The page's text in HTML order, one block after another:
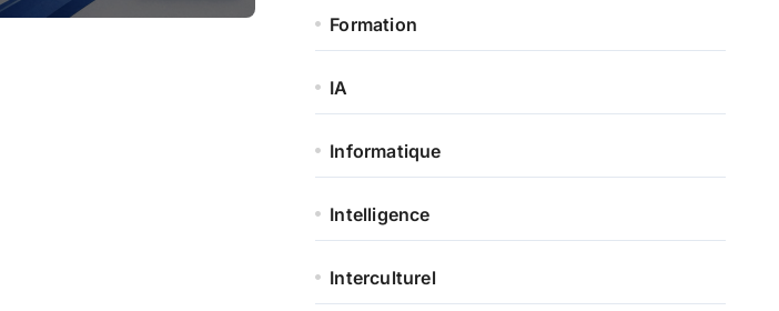
savoir sur les
Formation
IA
Informatique
Intelligence
Interculturel